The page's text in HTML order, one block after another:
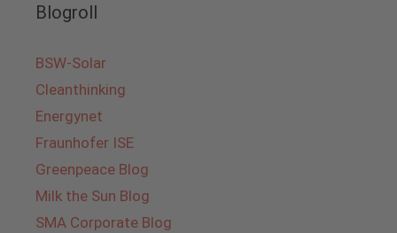
Blogroll
BSW-Solar
Cleanthinking
Energynet
Fraunhofer ISE
Greenpeace Blog
Milk the Sun Blog
SMA Corporate Blog